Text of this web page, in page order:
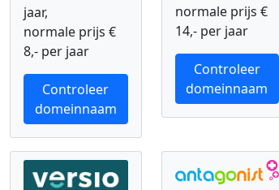
jaar,
normale prijs €
8,- per jaar
Controleer
domeinnaam
normale prijs €
14,- per jaar
Controleer
domeinnaam